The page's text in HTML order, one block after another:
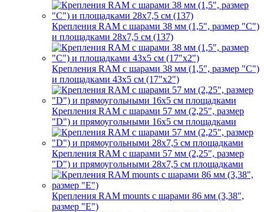
Крепления RAM с шарами 38 мм (1,5", размер "C")
и площадками 28х7,5 см (137)
Крепления RAM с шарами 38 мм (1,5", размер "C")
и площадками 43х5 см (17"х2")
Крепления RAM с шарами 57 мм (2,25", размер
"D") и прямоугольными 16х5 см площадками
Крепления RAM с шарами 57 мм (2,25", размер
"D") и прямоугольными 28х7,5 см площадками
Крепления RAM mounts с шарами 86 мм (3,38",
размер "E")